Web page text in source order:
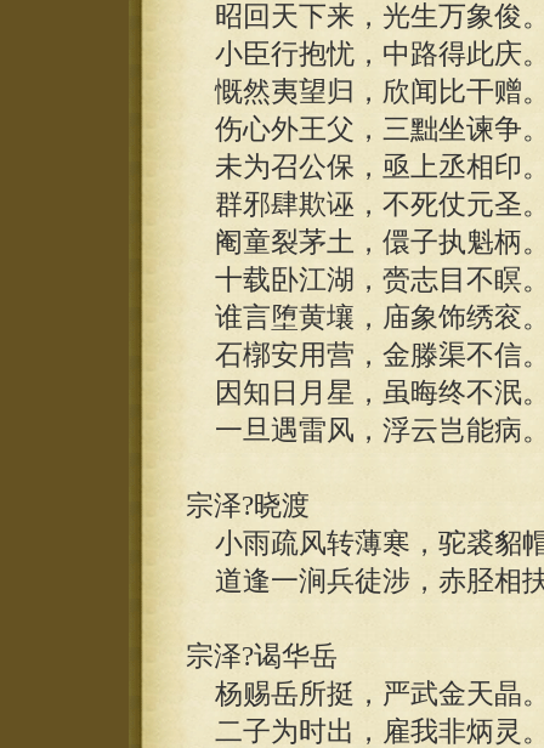
昭回天下来，光生万象俊
小臣行抱忧，中路得此庆
慨然夷望归，欣闻比干赠
伤心外王父，三黜坐谏争
未为召公保，亟上丞相印
群邪肆欺诬，不死仗元圣
阉童裂茅土，儇子执魁柄
十载卧江湖，赍志目不瞑
谁言堕黄壤，庙象饰绣衮
石槨安用营，金滕渠不信
因知日月星，虽晦终不泯
一旦遇雷风，浮云岂能病
宗泽?晓渡
小雨疏风转薄寒，驼裘貂
道逢一涧兵徒涉，赤胫相
宗泽?谒华岳
杨赐岳所挺，严武金天晶
二子为时出，雇我非炳灵